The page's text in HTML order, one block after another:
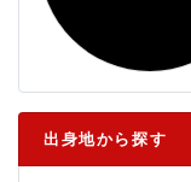
出身地から探す